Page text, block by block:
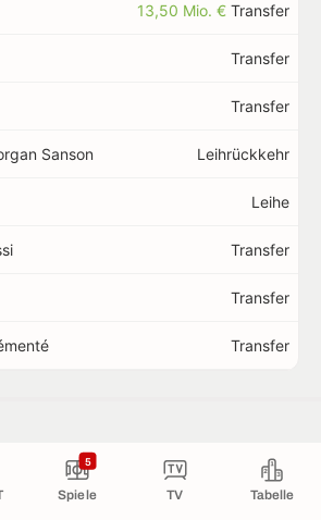
Spiele
5
TV Tabelle
13,50 Mio. € Transfer
Transfer
Transfer
Sanson Leihrückkehr
Leihe
Transfer
Transfer
Transfer
Durchschnittsalter